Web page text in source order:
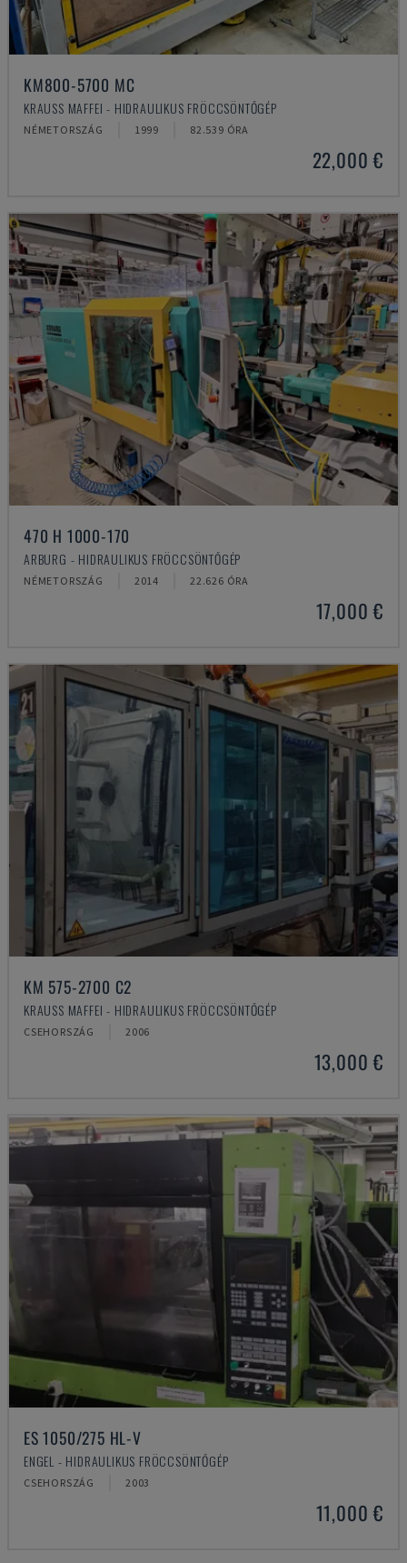
KM800-5700 MC
KRAUSS MAFFEI - HIDRAULIKUS FRÖCCSÖNTŐGÉP
NÉMETORSZÁG 1999 82.539 ÓRA
22,000 €
470 H 1000-170
ARBURG - HIDRAULIKUS FRÖCCSÖNTŐGÉP
NÉMETORSZÁG 2014 22.626 ÓRA
17,000 €
KM 575-2700 C2
KRAUSS MAFFEI - HIDRAULIKUS FRÖCCSÖNTŐGÉP
CSEHORSZÁG 2006
13,000 €
ES 1050/275 HL-V
ENGEL - HIDRAULIKUS FRÖCCSÖNTŐGÉP
CSEHORSZÁG 2003
11,000 €